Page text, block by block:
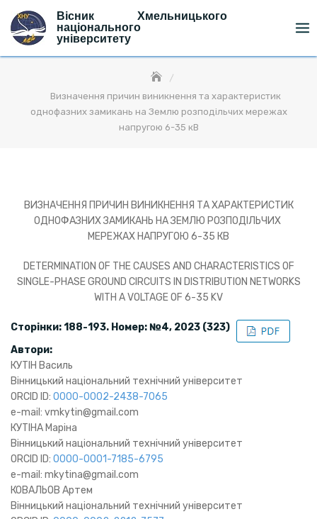
content
Вісник Хмельницького
національного
університету
Визначення причин виникнення та характеристик
однофазних замикань на Землю розподільчих мережах
напругою 6-35 кВ
ВИЗНАЧЕННЯ ПРИЧИН ВИНИКНЕННЯ ТА ХАРАКТЕРИСТИК
ОДНОФАЗНИХ ЗАМИКАНЬ НА ЗЕМЛЮ РОЗПОДІЛЬЧИХ
МЕРЕЖАХ НАПРУГОЮ 6-35 КВ
DETERMINATION OF THE CAUSES AND CHARACTERISTICS OF
SINGLE-PHASE GROUND CIRCUITS IN DISTRIBUTION NETWORKS
WITH A VOLTAGE OF 6-35 KV
Сторінки: 188-193. Номер: №4, 2023 (323)
Автори:
КУТІН Василь
Вінницький національний технічний університет
ORCID ID: 0000-0002-2438-7065
e-mail: vmkytin@gmail.com
КУТІНА Маріна
Вінницький національний технічний університет
ORCID ID: 0000-0001-7185-6795
e-mail: mkytina@gmail.com
КОВАЛЬОВ Артем
Вінницький національний технічний університет